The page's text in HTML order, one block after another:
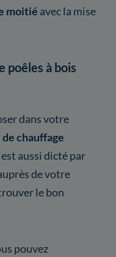
moitié avec la mise
poêles à bois
dans votre
chauffage
aussi dicté par
de votre
le bon
pouvez